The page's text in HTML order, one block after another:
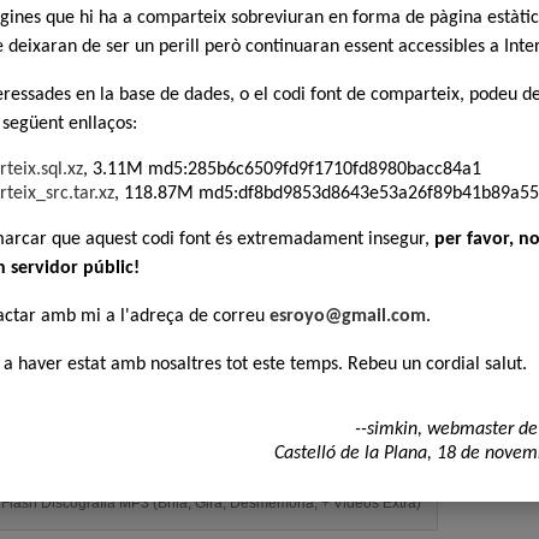
Discografia Fins 2007 (Somriu, Arròs Caldós, ...i a la motxilla
Dicografia Fins 2006 (Atzukak, Gatzara) By twisterska.rar
i videos
Discografia
Rock Discografia Fins 2006 (Amb 2 Pinyols, Retruq3, A Pèl) By
Discografia MP3 (Brila, Gira, Desmemòria, + Videos Extra)
Lluís
Mesclat
Los
Ovidi
Oprimits
que hi ha a comparteix sobreviuran en forma de pàgina
deixaran de ser un perill però continuaran essent accessibles a
en la base de dades, o el codi font de comparteix, podeu
enllaços:
, 3.11M md5:285b6c6509fd9f1710fd8980bacc84a1
, 118.87M md5:df8bd9853d8643e53a26f89b41b89a55
que aquest codi font és extremadament insegur, per favor,
servidor públic!
amb mi a l'adreça de correu esroyo@gmail.com.
haver estat amb nosaltres tot este temps. Rebeu un cordial salut.
--simkin, webmaster
Castelló de la Plana, 18 de